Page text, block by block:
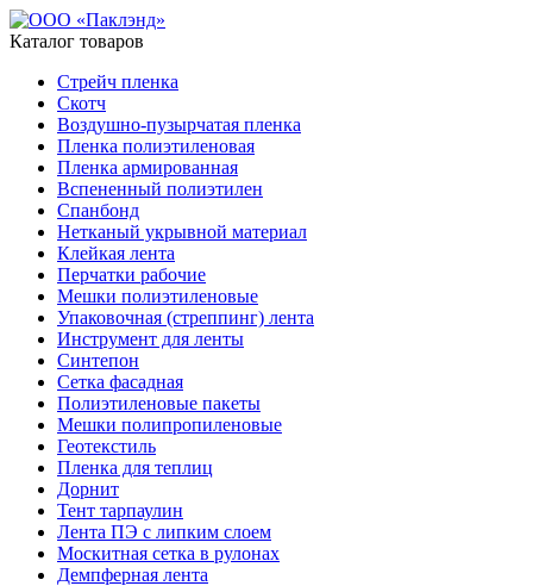
Каталог товаров
Стрейч пленка
Скотч
Воздушно-пузырчатая пленка
Пленка полиэтиленовая
Пленка армированная
Вспененный полиэтилен
Спанбонд
Нетканый укрывной материал
Клейкая лента
Перчатки рабочие
Мешки полиэтиленовые
Упаковочная (стреппинг) лента
Инструмент для ленты
Синтепон
Сетка фасадная
Полиэтиленовые пакеты
Мешки полипропиленовые
Геотекстиль
Пленка для теплиц
Дорнит
Тент тарпаулин
Лента ПЭ с липким слоем
Москитная сетка в рулонах
Демпферная лента